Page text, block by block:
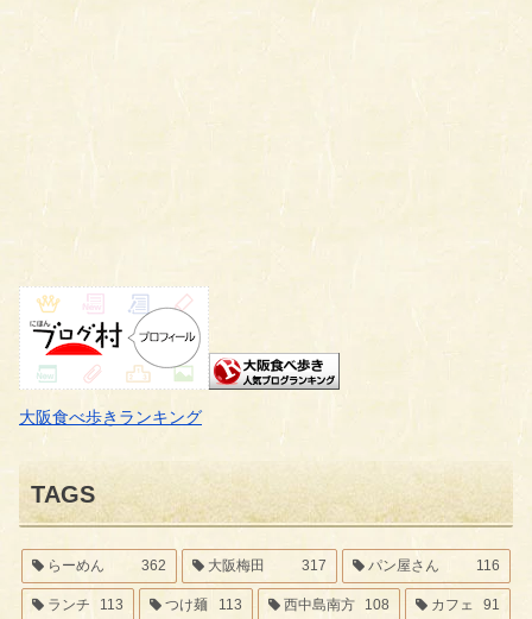
大阪食べ歩きランキング
TAGS
らーめん 362 大阪梅田 317 パン屋さん 116
ランチ 113 つけ麺 113 西中島南方 108 カフェ 91